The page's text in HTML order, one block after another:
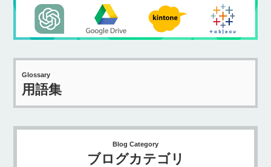
Glossary
用語集
Blog Category
ブログカテゴリ